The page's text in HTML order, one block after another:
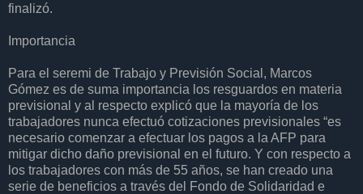
finalizó.
Importancia
Para el seremi de Trabajo y Previsión Social, Marcos
Gómez es de suma importancia los resguardos en materia
previsional y al respecto explicó que la mayoría de los
trabajadores nunca efectuó cotizaciones previsionales “es
necesario comenzar a efectuar los pagos a la AFP para
mitigar dicho daño previsional en el futuro. Y con respecto a
los trabajadores con más de 55 años, se han creado una
serie de beneficios a través del Fondo de Solidaridad e